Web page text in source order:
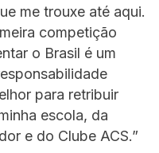
me trouxe até aqui.
competição
o Brasil é um
para retribuir
escola, da
e do Clube ACS.”